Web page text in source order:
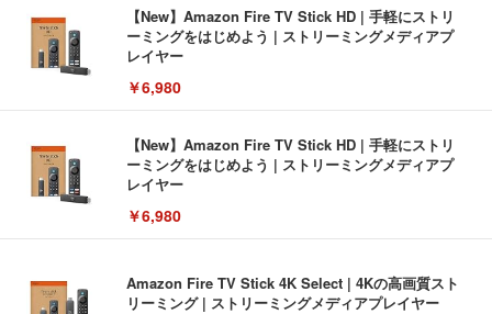
【New】Amazon Fire TV Stick HD | 手軽にストリ
ーミングをはじめよう | ストリーミングメディアプ
レイヤー
￥6,980
【New】Amazon Fire TV Stick HD | 手軽にストリ
ーミングをはじめよう | ストリーミングメディアプ
レイヤー
￥6,980
Amazon Fire TV Stick 4K Select | 4Kの高画質スト
リーミング | ストリーミングメディアプレイヤー